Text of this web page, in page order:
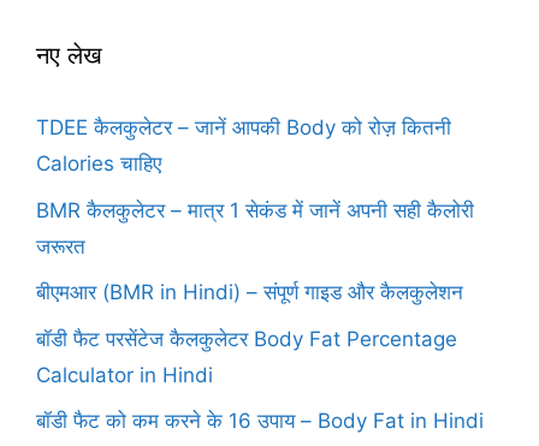
नए लेख
TDEE कैलकुलेटर – जानें आपकी Body को रोज़ कितनी
Calories चाहिए
BMR कैलकुलेटर – मात्र 1 सेकंड में जानें अपनी सही कैलोरी
जरूरत
बीएमआर (BMR in Hindi) – संपूर्ण गाइड और कैलकुलेशन
बॉडी फैट परसेंटेज कैलकुलेटर Body Fat Percentage
Calculator in Hindi
बॉडी फैट को कम करने के 16 उपाय – Body Fat in Hindi